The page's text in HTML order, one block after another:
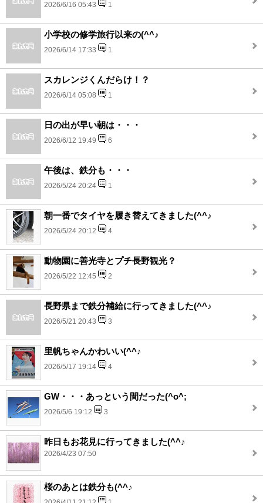
2026/6/16 05:43 1
小学校の修学旅行以来の(^^♪
2026/6/14 17:33 1
スカレンジくんだらけ！？
2026/6/14 05:08 1
日の出が早い朝は・・・
2026/6/12 19:49 6
午後は、鉄分も・・・
2026/5/24 20:24 1
朝一番でタイヤを履き替えてきました(^^♪
2026/5/24 20:12 4
動物園に善光寺とプチ長野観光？
2026/5/22 12:45 2
長野県まで鉄分補給に行ってきました(^^♪
2026/5/21 20:43 3
里帆ちゃんかわいい(^^♪
2026/5/17 19:14 4
GW・・・あっという間だった(^o^;
2026/5/6 19:12 3
昨日もお花見に行ってきました(^^♪
2026/4/23 07:50
桜のあとは鉄分も(^^♪